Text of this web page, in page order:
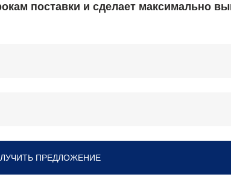
поставки и сделает максимально
ПРЕДЛОЖЕНИЕ